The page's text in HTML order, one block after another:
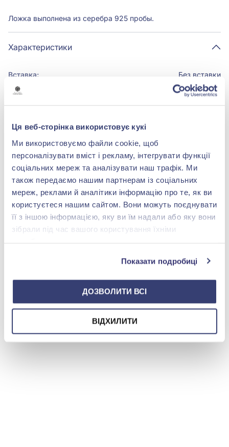
Ця веб-сторінка використовує кукі
Ми використовуємо файли cookie, щоб
персоналізувати вміст і рекламу, інтегрувати функції
соціальних мереж та аналізувати наш трафік. Ми
також передаємо нашим партнерам із соціальних
мереж, реклами й аналітики інформацію про те, як ви
користуєтеся нашим сайтом. Вони можуть поєднувати
її з іншою інформацією, яку ви їм надали або яку вони
зібрали під час вашого користування їхніми
Показати подробиці
ДОЗВОЛИТИ ВСІ
ВІДХИЛИТИ
Ложка выполнена из серебра 925 пробы.
Характеристики
Вставка: Без вставки
БРЕНДОВАЯ УПАКОВКА
Подробнее
0 800 501 276